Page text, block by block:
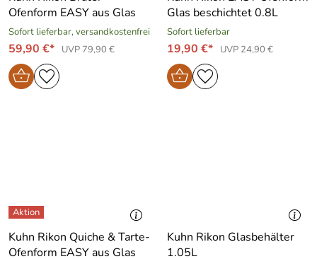
Ofenform EASY aus Glas
Sofort lieferbar, versandkostenfrei
59,90 €* UVP 79,90 €
Glas beschichtet 0.8L
Sofort lieferbar
19,90 €* UVP 24,90 €
Kuhn Rikon Quiche & Tarte-
Ofenform EASY aus Glas
Kuhn Rikon Glasbehälter
1.05L